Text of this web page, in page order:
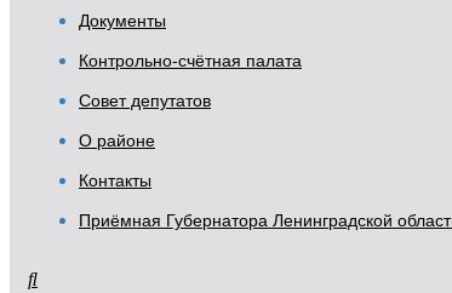
Документы
Контрольно-счётная палата
Совет депутатов
О районе
Контакты
Приёмная Губернатора Ленинградской